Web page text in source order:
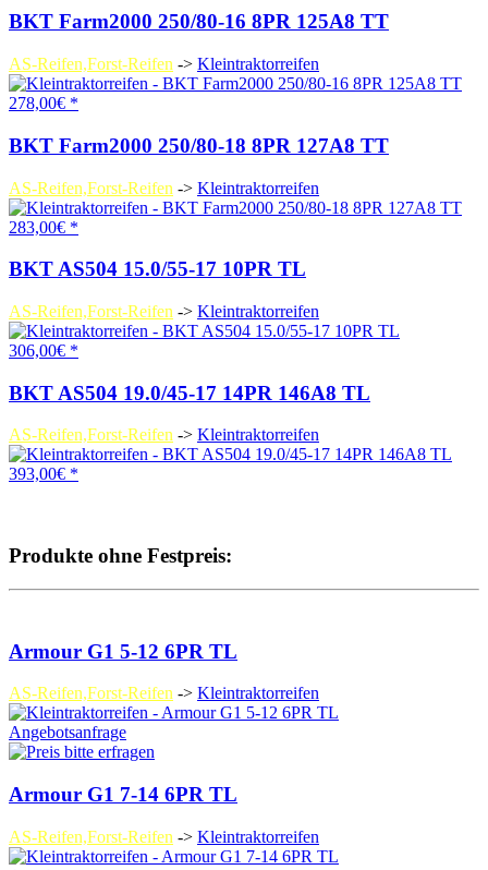
BKT Farm2000 250/80-16 8PR 125A8 TT
AS-Reifen,Forst-Reifen -> Kleintraktorreifen
278,00€ *
BKT Farm2000 250/80-18 8PR 127A8 TT
AS-Reifen,Forst-Reifen -> Kleintraktorreifen
283,00€ *
BKT AS504 15.0/55-17 10PR TL
AS-Reifen,Forst-Reifen -> Kleintraktorreifen
306,00€ *
BKT AS504 19.0/45-17 14PR 146A8 TL
AS-Reifen,Forst-Reifen -> Kleintraktorreifen
393,00€ *
Produkte ohne Festpreis:
Armour G1 5-12 6PR TL
AS-Reifen,Forst-Reifen -> Kleintraktorreifen
Angebotsanfrage
Armour G1 7-14 6PR TL
AS-Reifen,Forst-Reifen -> Kleintraktorreifen